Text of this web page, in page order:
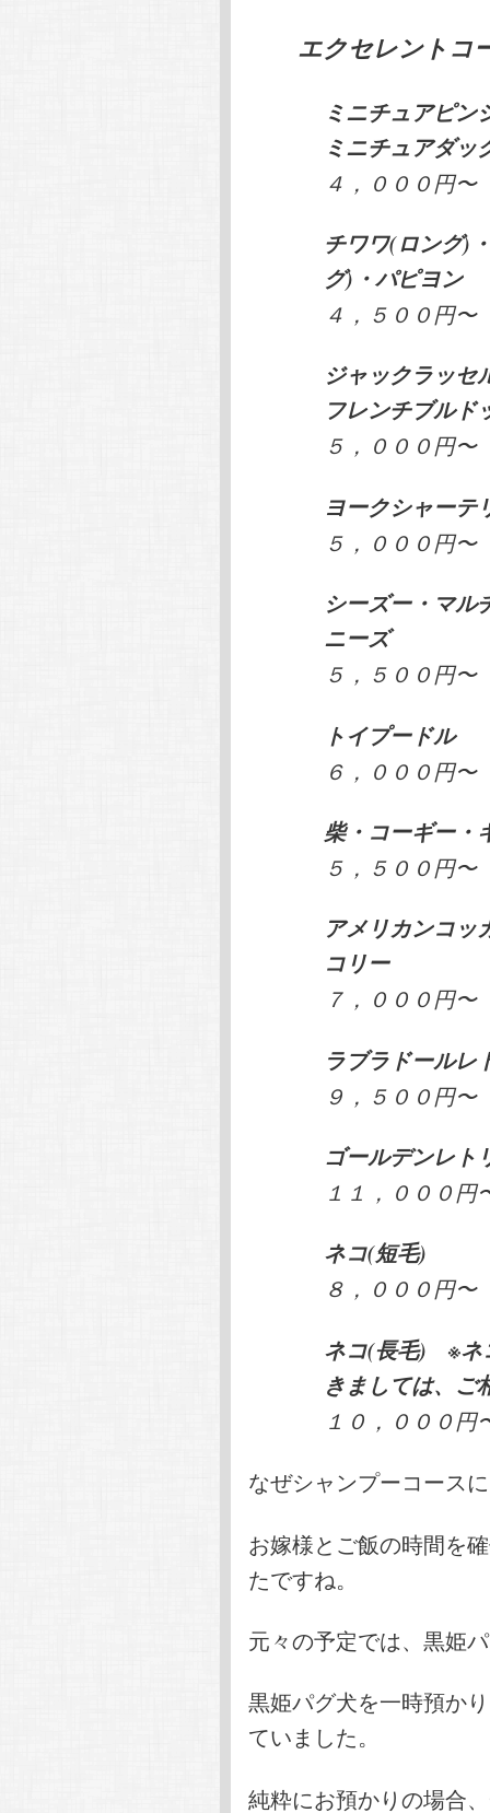
エクセレントコ
ミニチュアピン
ミニチュアダッ
４，０００円〜
チワワ(ロング)
グ)・パピヨン
４，５００円〜
ジャックラッセ
フレンチブルド
５，０００円〜
ヨークシャーテ
５，０００円〜
シーズー・マル
ニーズ
５，５００円〜
トイプードル
６，０００円〜
柴・コーギー・
５，５００円〜
アメリカンコッ
コリー
７，０００円〜
ラブラドールレ
９，５００円〜
ゴールデンレト
１１，０００円
ネコ(短毛)
８，０００円〜
ネコ(長毛) ※ネ
きましては、ご
１０，０００円
なぜシャンプーコース
お嫁様とご飯の時間を
たですね。
元々の予定では、黒姫
黒姫パグ犬を一時預か
ていました。
純粋にお預かりの場合